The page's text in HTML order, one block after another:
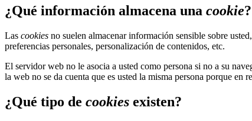
¿Qué información almacena una cookie?
Las cookies no suelen almacenar información sensible sobre
preferencias personales, personalización de contenidos, etc.
El servidor web no le asocia a usted como persona si no a su
la web no se da cuenta que es usted la misma persona porque en
¿Qué tipo de cookies existen?